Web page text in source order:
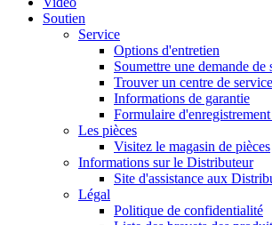
Soutien
Service
Options d'entretien
Soumettre une demande de
Trouver un centre de
Informations de garantie
Formulaire
Les pièces
Visitez le magasin de pièces
Informations sur le Distributeur
Site d'assistance aux
Légal
Politique de confidentialité